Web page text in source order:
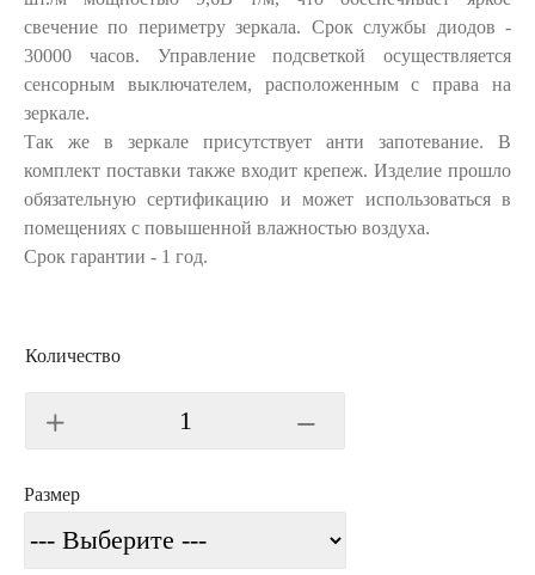
свечение по периметру зеркала. Срок службы диодов -
30000 часов. Управление подсветкой осуществляется
сенсорным выключателем, расположенным с права на
зеркале.
Так же в зеркале присутствует анти запотевание. В
комплект поставки также входит крепеж. Изделие прошло
обязательную сертификацию и может использоваться в
помещениях с повышенной влажностью воздуха.
Срок гарантии - 1 год.
Размер
Количество